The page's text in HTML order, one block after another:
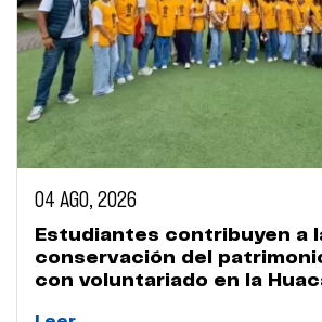
04 AGO, 2026
Estudiantes contribuyen a
conservación del
con voluntariado en la